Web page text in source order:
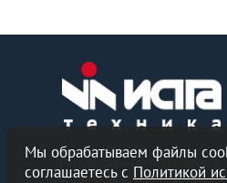
Российский производитель
установок пожаротушения
Мы обрабатываем файлы
соглашаетесь с Политикой